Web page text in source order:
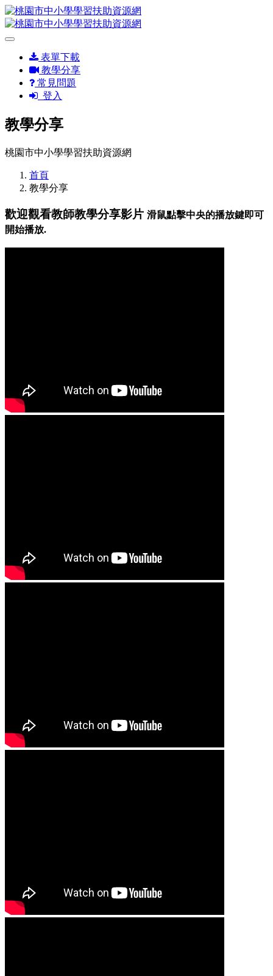
表單下載
教學分享
常見問題
登入
教學分享
桃園市中小學學習扶助資源網
首頁
教學分享
歡迎觀看教師教學分享影片 滑鼠點擊中央的播放鍵即可
開始播放.